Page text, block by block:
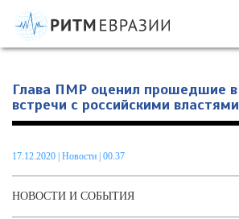
Информационно-аналитическое издание,
проблемам интеграции на постсоветском
Глава ПМР оценил прошедшие
встречи с российскими властями
17.12.2020 Новости | 00.37
НОВОСТИ И СОБЫТИЯ